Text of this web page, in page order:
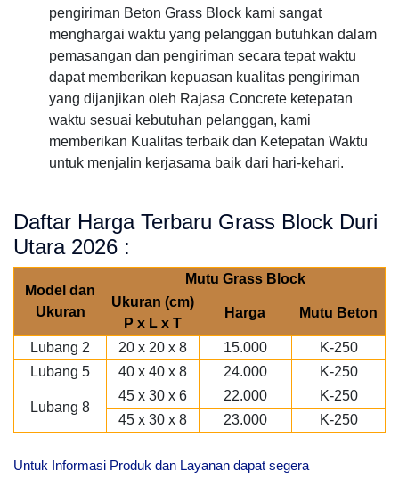
pengiriman Beton Grass Block kami sangat
menghargai waktu yang pelanggan butuhkan dalam
pemasangan dan pengiriman secara tepat waktu
dapat memberikan kepuasan kualitas pengiriman
yang dijanjikan oleh Rajasa Concrete ketepatan
waktu sesuai kebutuhan pelanggan, kami
memberikan Kualitas terbaik dan Ketepatan Waktu
untuk menjalin kerjasama baik dari hari-kehari.
Daftar Harga Terbaru Grass Block Duri
Utara 2026 :
Model dan
Ukuran
Mutu Grass Block
Ukuran (cm)
P x L x T
Harga Mutu Beton
Lubang 2 20 x 20 x 8 15.000
K-250
Lubang 5
40 x 40 x 8 24.000 K-250
Lubang 8
45 x 30 x 6 22.000
K-250
45 x 30 x 8
23.000 K-250
Untuk Informasi Produk dan Layanan dapat segera